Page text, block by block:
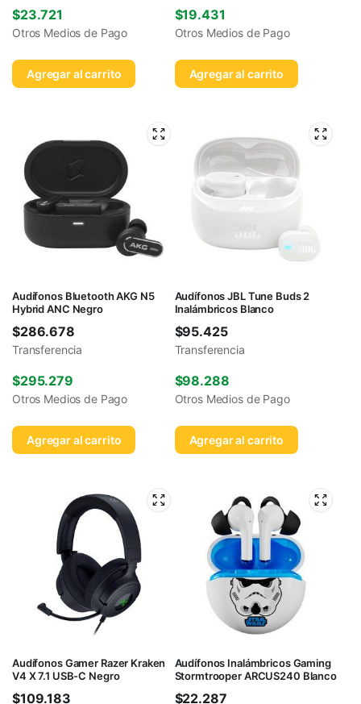
$23.721
Otros Medios de Pago
Agregar al carrito
$19.431
Otros Medios de Pago
Agregar al carrito
Audífonos Bluetooth AKG N5
Hybrid ANC Negro
$286.678
Transferencia
$295.279
Otros Medios de Pago
Agregar al carrito
Audífonos JBL Tune Buds 2
Inalámbricos Blanco
$95.425
Transferencia
$98.288
Otros Medios de Pago
Agregar al carrito
Audífonos Gamer Razer Kraken
V4 X 7.1 USB-C Negro
$109.183
Audífonos Inalámbricos Gaming
Stormtrooper ARCUS240 Blanco
$22.287